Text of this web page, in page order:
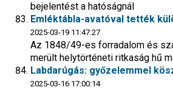
bejelentést a hatóságnál
Emléktábla-avatóval tették
2025-03-19 11:47:27
Az 1848/49-es forradalom és
merült helytörténeti ritkaság hű
Labdarúgás: győzelemmel
2025-03-16 17:00:14